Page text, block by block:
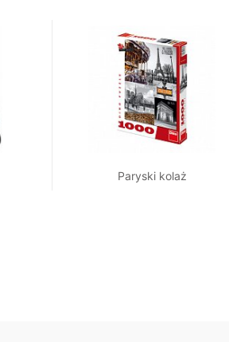
Paryski kolaż